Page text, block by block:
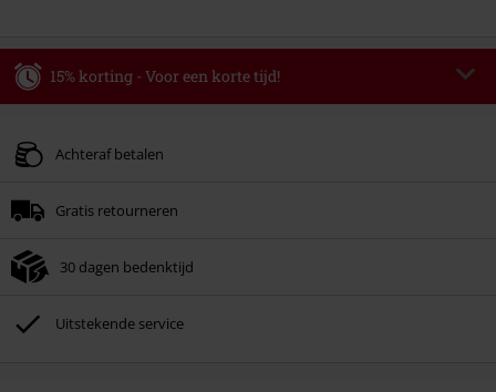
15% korting - Voor een korte tijd!
Geldig t/m 09-08-2026
Zodra je de code hebt ingevoerd, wordt de korting automatisch verrekend in
Kan niet gecombineerd worden met andere kortingscodes. Boeken, media,
Toten Hosen, Metality, cadeaubonnen en artikelen met een inbegrepen
donatie zijn uitgesloten van de korting.
Achteraf betalen
Gratis retourneren
30 dagen bedenktijd
Uitstekende service